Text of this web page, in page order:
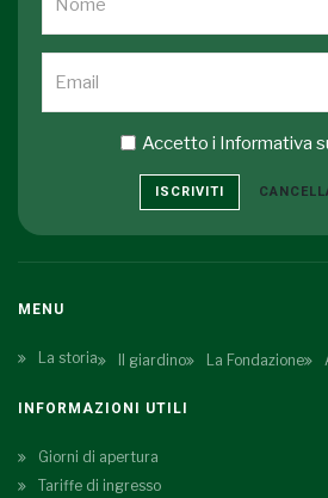
Accetto i Informativa
ISCRIVITI
MENU
La storia Il giardino La Fondazione
INFORMAZIONI UTILI
Giorni di apertura
Tariffe di ingresso